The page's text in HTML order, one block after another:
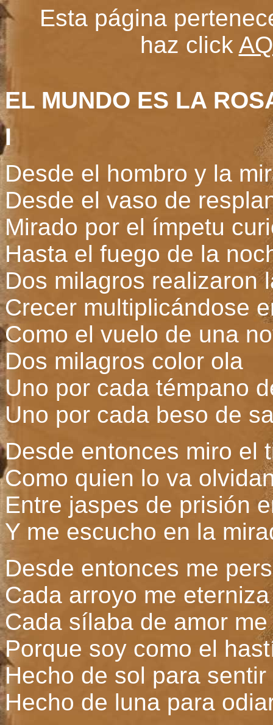
Esta página
haz click
EL MUNDO ES LA
I
Desde el hombro y la
Desde el vaso de
Mirado por el ímpetu
Hasta el fuego de la
Dos milagros realizaron
Crecer multiplicándose
Como el vuelo de una
Dos milagros color ola
Uno por cada témpano
Uno por cada beso de
Desde entonces miro el
Como quien lo va
Entre jaspes de prisión
Y me escucho en la
Desde entonces me
Cada arroyo me eterniza
Cada sílaba de amor
Porque soy como el
Hecho de sol para
Hecho de luna para